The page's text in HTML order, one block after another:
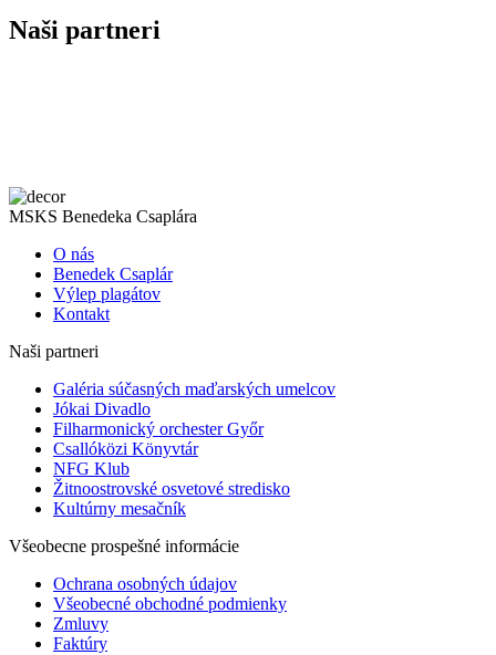
Naši partneri
MSKS Benedeka Csaplára
O nás
Benedek Csaplár
Výlep plagátov
Kontakt
Naši partneri
Galéria súčasných maďarských umelcov
Jókai Divadlo
Filharmonický orchester Győr
Csallóközi Könyvtár
NFG Klub
Žitnoostrovské osvetové stredisko
Kultúrny mesačník
Všeobecne prospešné informácie
Ochrana osobných údajov
Všeobecné obchodné podmienky
Zmluvy
Faktúry